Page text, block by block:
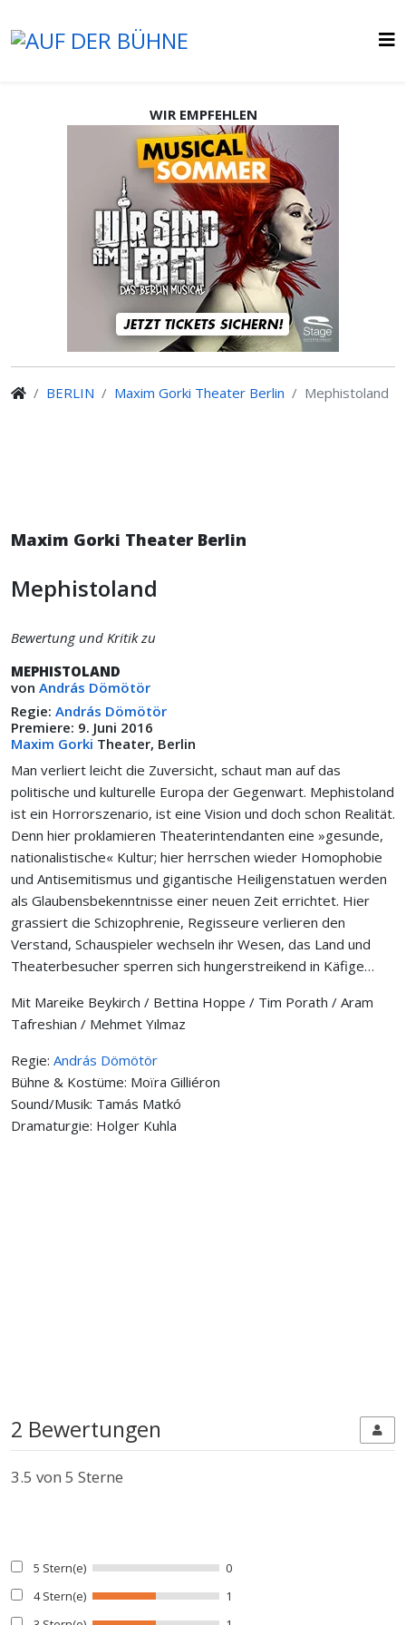
WIR EMPFEHLEN
BERLIN Maxim Gorki Theater Berlin Mephistoland
Maxim Gorki Theater Berlin
Mephistoland
Bewertung und Kritik zu
MEPHISTOLAND
von András Dömötör
Regie: András Dömötör
Premiere: 9. Juni 2016
Maxim Gorki Theater, Berlin
Man verliert leicht die Zuversicht, schaut man auf das
politische und kulturelle Europa der Gegenwart. Mephistoland
ist ein Horrorszenario, ist eine Vision und doch schon Realität.
Denn hier proklamieren Theaterintendanten eine »gesunde,
nationalistische« Kultur; hier herrschen wieder Homophobie
und Antisemitismus und gigantische Heiligenstatuen werden
als Glaubensbekenntnisse einer neuen Zeit errichtet. Hier
grassiert die Schizophrenie, Regisseure verlieren den
Verstand, Schauspieler wechseln ihr Wesen, das Land und
Theaterbesucher sperren sich hungerstreikend in Käfige…
Mit Mareike Beykirch / Bettina Hoppe / Tim Porath / Aram
Tafreshian / Mehmet Yılmaz
Regie: András Dömötör
Bühne & Kostüme: Moïra Gilliéron
Sound/Musik: Tamás Matkó
Dramaturgie: Holger Kuhla
2 Bewertungen
3.5 von 5 Sterne
5 Stern(e)
0
4 Stern(e)
1